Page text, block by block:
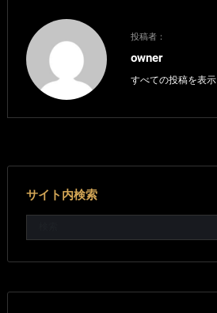
投稿者：
owner
すべての投稿を表示
サイト内検索